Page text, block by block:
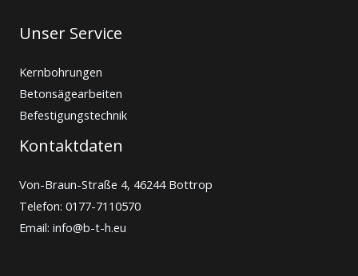
Unser Service
Kernbohrungen
Betonsägearbeiten
Befestigungstechnik
Kontaktdaten
Von-Braun-Straße 4, 46244 Bottrop
Telefon: 0177-7110570
Email: info@b-t-h.eu